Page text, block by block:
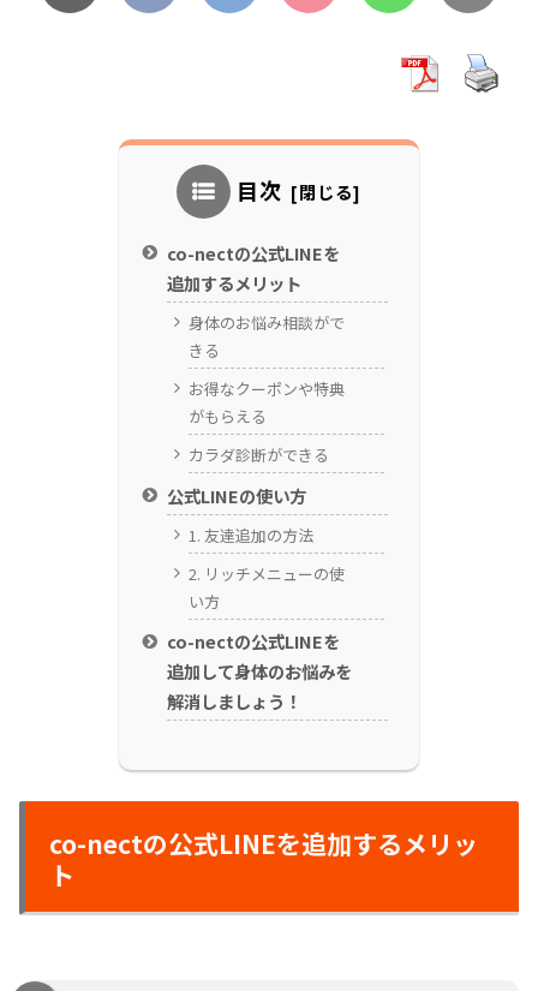
目次
co-nectの公式LINEを
追加するメリット
身体のお悩み相談がで
きる
お得なクーポンや特典
がもらえる
カラダ診断ができる
公式LINEの使い方
1. 友達追加の方法
2. リッチメニューの使
い方
co-nectの公式LINEを
追加して身体のお悩みを
解消しましょう！
co-nectの公式LINEを追加するメリッ
ト